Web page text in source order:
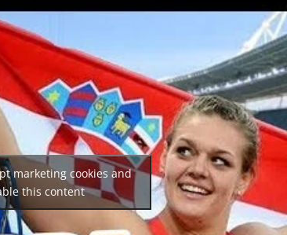
marketing cookies and
this content